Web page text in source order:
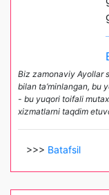
Biz zamonaviy Ayollar
bilan ta’minlangan, bu
- bu yuqori toifali
xizmatlarni taqdim
>>> Batafsil